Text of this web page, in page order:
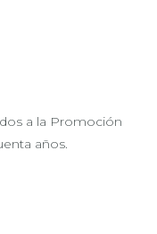
a la Promoción
años.